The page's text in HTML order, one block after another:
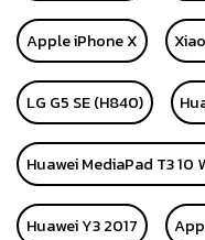
Apple iPhone X
LG G5 SE (H840)
Huawei MediaPad T3 10
Huawei Y3 2017